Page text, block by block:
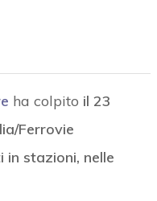
ha colpito il 23
Ferrovie
stazioni, nelle